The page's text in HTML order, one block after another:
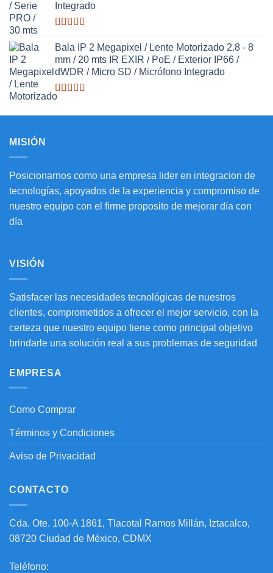
Integrado
con
3.27 de
5
Bala IP 2 Megapixel / Lente Motorizado 2.8 - 8
mm / 20 mts IR EXIR / PoE / Exterior IP66 /
dWDR / Micro SD / Micrófono Integrado
Valorado
MISIÓN
Posicionarnos como una empresa lider en integracion de
tecnologías, apoyados de la experiencia y compromiso de
nuestro equipo con el firme proposito de mejorar día con
día
VISIÓN
Satisfacer las necesidades tecnológicas de nuestros
clientes, comprometidos a ofrecer el mejor servicio, con la
certeza que nuestro equipo tiene como principal objetivo
brindarle una solución real a sus problemas de seguridad
EMPRESA
Como Comprar
Términos y Condiciones
Aviso de Privacidad
CONTACTO
Cda. Ote. 100-A 1861, Tlacotal Ramos Millán, Iztacalco,
08720 Ciudad de México, CDMX
Teléfono: